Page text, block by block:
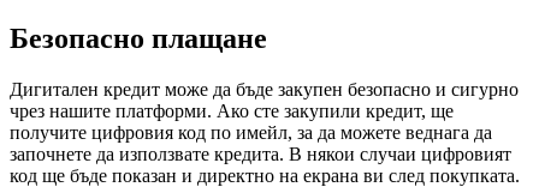
Безопасно плащане
Дигитален кредит може да бъде закупен безопасно и сигурно
чрез нашите платформи. Ако сте закупили кредит, ще
получите цифровия код по имейл, за да можете веднага да
започнете да използвате кредита. В някои случаи цифровият
код ще бъде показан и директно на екрана ви след покупката.